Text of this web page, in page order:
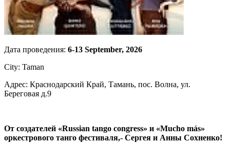
Дата проведения: 6-13 September, 2026
City: Taman
Адрес: Краснодарский Край, Тамань, пос. Волна, ул.
Береговая д.9
От создателей «Russian tango congress» и «Mucho más»
оркестрового танго фестиваля,- Сергея и Анны Сохненко!